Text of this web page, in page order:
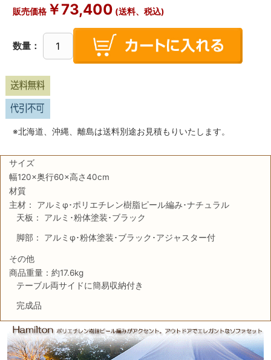
販売価格￥73,400 (送料、税込)
数量：
※北海道、沖縄、離島は送料別途お見積もりいたします。
サイズ
幅120×奥行60×高さ40cm
材質
主材： アルミφ･ポリエチレン樹脂ピール編み･ナチュラル
天板： アルミ･粉体塗装･ブラック
脚部： アルミφ･粉体塗装･ブラック･アジャスター付
その他
商品重量：約17.6kg
テーブル両サイドに簡易収納付き
完成品